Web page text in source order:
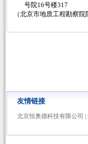
号院16号楼317
（北京市地质工程勘察院
友情链接
北京恒奥德科技有限公司